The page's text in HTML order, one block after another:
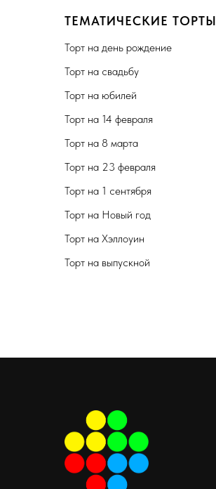
ТЕМАТИЧЕСКИЕ ТОРТЫ
Торт на день рождение
Торт на свадьбу
Торт на юбилей
Торт на 14 февраля
Торт на 8 марта
Торт на 23 февраля
Торт на 1 сентября
Торт на Новый год
Торт на Хэллоуин
Торт на выпускной